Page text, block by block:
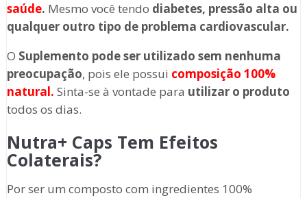
saúde. Mesmo você tendo diabetes, pressão alta ou
qualquer outro tipo de problema cardiovascular.
O Suplemento pode ser utilizado sem nenhuma
preocupação, pois ele possui composição 100%
natural. Sinta-se à vontade para utilizar o produto
todos os dias.
Nutra+ Caps Tem Efeitos
Colaterais?
Por ser um composto com ingredientes 100%